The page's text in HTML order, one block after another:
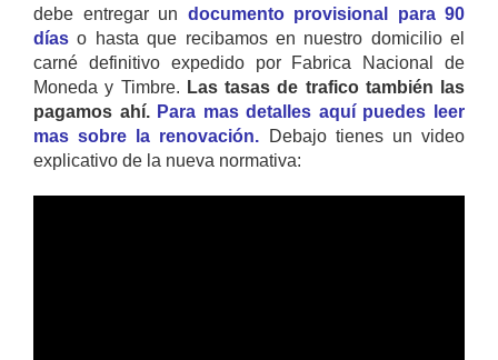
debe entregar un documento provisional para 90
días o hasta que recibamos en nuestro domicilio el
carné definitivo expedido por Fabrica Nacional de
Moneda y Timbre. Las tasas de trafico también las
pagamos ahí. Para mas detalles aquí puedes leer
mas sobre la renovación. Debajo tienes un video
explicativo de la nueva normativa: